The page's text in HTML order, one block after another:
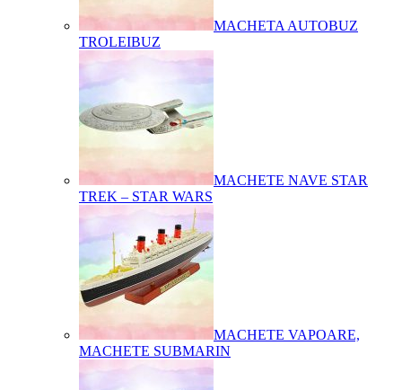
MACHETA AUTOBUZ
TROLEIBUZ
MACHETE NAVE STAR
TREK – STAR WARS
MACHETE VAPOARE,
MACHETE SUBMARIN